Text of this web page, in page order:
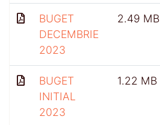
BUGET
DECEMBRIE
2023
2.49 MB
BUGET
INITIAL
2023
1.22 MB